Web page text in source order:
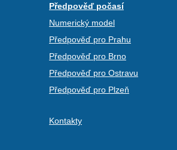
Předpověď počasí
Numerický model
Předpověď pro Prahu
Předpověď pro Brno
Předpověď pro Ostravu
Předpověď pro Plzeň
Kontakty